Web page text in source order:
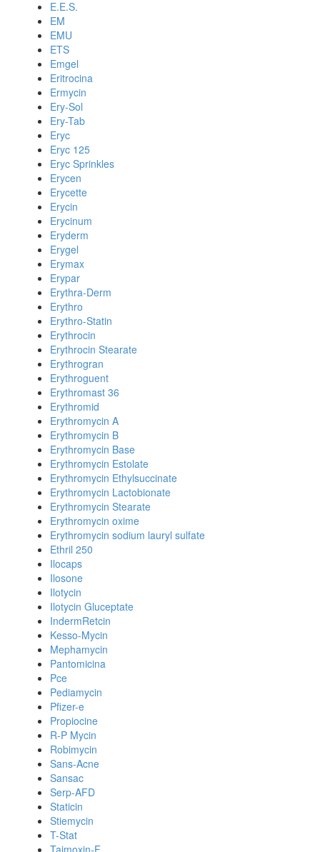
E.E.S.
EM
EMU
ETS
Emgel
Eritrocina
Ermycin
Ery-Sol
Ery-Tab
Eryc
Eryc 125
Eryc Sprinkles
Erycen
Erycette
Erycin
Erycinum
Eryderm
Erygel
Erymax
Erypar
Erythra-Derm
Erythro
Erythro-Statin
Erythrocin
Erythrocin Stearate
Erythrogran
Erythroguent
Erythromast 36
Erythromid
Erythromycin A
Erythromycin B
Erythromycin Base
Erythromycin Estolate
Erythromycin Ethylsuccinate
Erythromycin Lactobionate
Erythromycin Stearate
Erythromycin oxime
Erythromycin sodium lauryl sulfate
Ethril 250
Ilocaps
Ilosone
Ilotycin
Ilotycin Gluceptate
IndermRetcin
Kesso-Mycin
Mephamycin
Pantomicina
Pce
Pediamycin
Pfizer-e
Propiocine
R-P Mycin
Robimycin
Sans-Acne
Sansac
Serp-AFD
Staticin
Stiemycin
T-Stat
Taimoxin-F